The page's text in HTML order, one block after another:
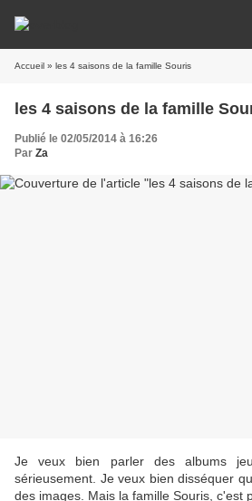
Accueil » les 4 saisons de la famille Souris
les 4 saisons de la famille
Publié le 02/05/2014 à 16:26
Par Za
Je veux bien parler des albums
sérieusement. Je veux bien disséquer
des images. Mais la famille Souris, c'est